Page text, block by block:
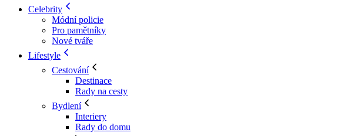
Celebrity
Módní policie
Pro pamětníky
Nové tváře
Lifestyle
Cestování
Destinace
Rady na cesty
Bydlení
Interiery
Rady do domu